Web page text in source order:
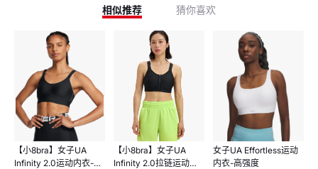
相似推荐 猜你喜欢
【小8bra】女子UA
Infinity 2.0运动内衣-中
【小8bra】女子UA
Infinity 2.0拉链运动内
女子UA Effortless运动
内衣-高强度